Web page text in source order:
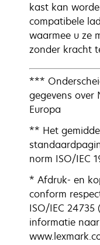
kast kan
compatibele
waarmee u ze
zonder kracht
***
gegevens over
Europa
** Het
norm ISO/IEC
* Afdruk- en
conform
ISO/IEC 24735
informatie